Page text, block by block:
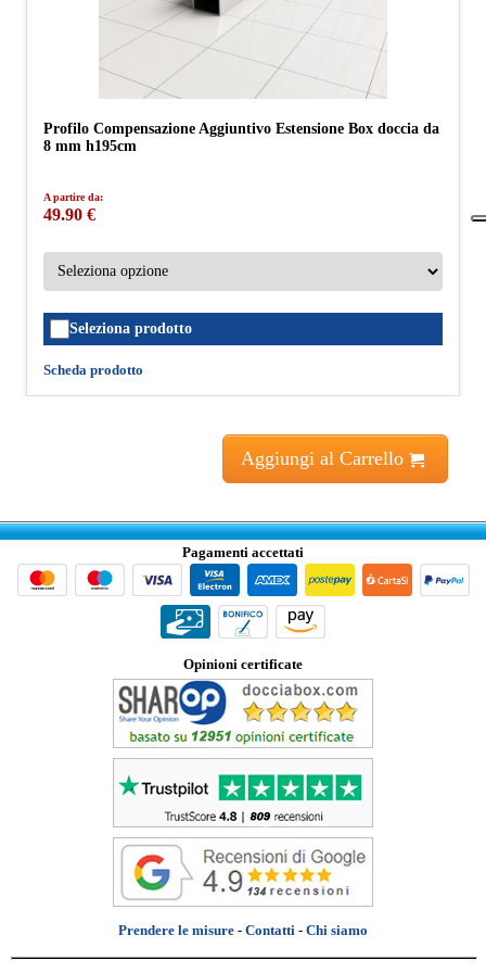
Profilo Compensazione Aggiuntivo Estensione Box doccia da
8 mm h195cm
A partire da:
49.90 €
Seleziona prodotto
Scheda prodotto
Aggiungi al Carrello
Pagamenti accettati
Opinioni certificate
Prendere le misure - Contatti - Chi siamo